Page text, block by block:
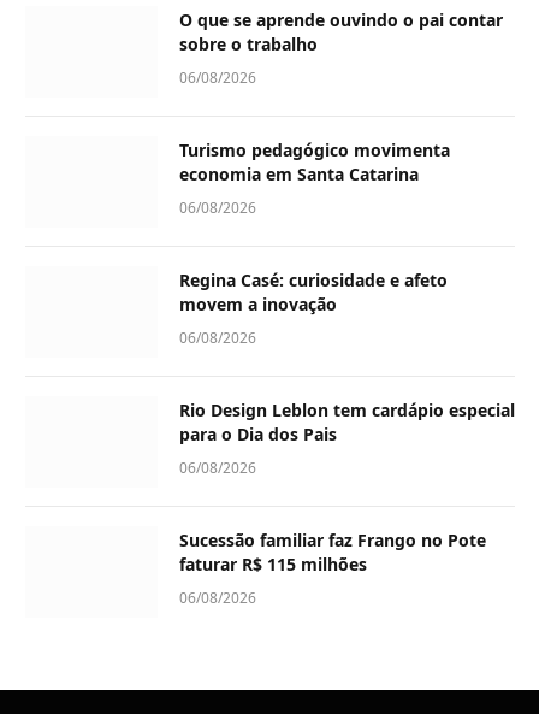
O que se aprende ouvindo o pai contar
sobre o trabalho
06/08/2026
Turismo pedagógico movimenta
economia em Santa Catarina
06/08/2026
Regina Casé: curiosidade e afeto
movem a inovação
06/08/2026
Rio Design Leblon tem cardápio especial
para o Dia dos Pais
06/08/2026
Sucessão familiar faz Frango no Pote
faturar R$ 115 milhões
06/08/2026